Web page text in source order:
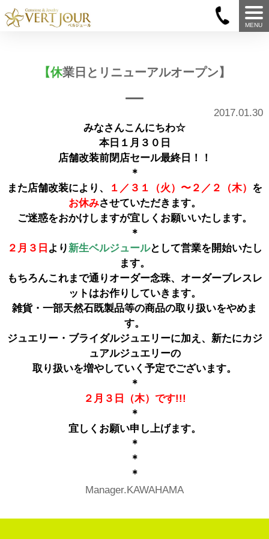
MENU
【休業日とリニューアルオープン】
2017.01.30
みなさんこんにちわ☆
本日１月３０日
店舗改装前閉店セール最終日！！
＊
また店舗改装により、
１／３１（火）〜２／２（木） を
お休みさせていただきます。
ご迷惑をおかけしますが宜しくお願いいたします。
＊
２月３日 より新生ベルジュールとして営業を開始いたし
ます。
もちろんこれまで通りオーダー念珠、オーダーブレスレ
ットはお作りしていきます。
雑貨・一部天然石既製品等の商品の取り扱いをやめま
す。
ジュエリー・ブライダルジュエリーに加え、新たにカジ
ュアルジュエリーの
取り扱いを増やしていく予定でございます。
＊
２月３日（木）です!!!
＊
宜しくお願い申し上げます。
＊
＊
＊
Manager.KAWAHAMA